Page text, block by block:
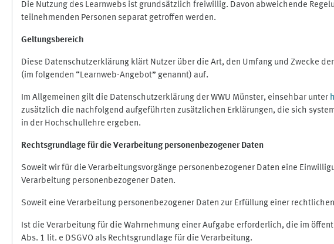
Die Nutzung des Learnwebs ist grundsätzlich freiwillig. Davon abweichende
teilnehmenden Personen separat getroffen werden.
Geltungsbereich
Diese Datenschutzerklärung klärt Nutzer über die Art, den Umfang und Zwecke
(im folgenden “Learnweb-Angebot” genannt) auf.
Im Allgemeinen gilt die Datenschutzerklärung der WWU Münster, einsehbar unter
zusätzlich die nachfolgend aufgeführten zusätzlichen Erklärungen, die sich
in der Hochschullehre ergeben.
Rechtsgrundlage für die Verarbeitung personenbezogener Daten
Soweit wir für die Verarbeitungsvorgänge personenbezogener Daten eine
Verarbeitung personenbezogener Daten.
Soweit eine Verarbeitung personenbezogener Daten zur Erfüllung einer
Ist die Verarbeitung für die Wahrnehmung einer Aufgabe erforderlich, die im
Abs. 1 lit. e DSGVO als Rechtsgrundlage für die Verarbeitung.